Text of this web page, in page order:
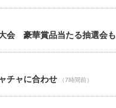
会 豪華賞品当たる抽選会も
チャに合わせ （7時間前）